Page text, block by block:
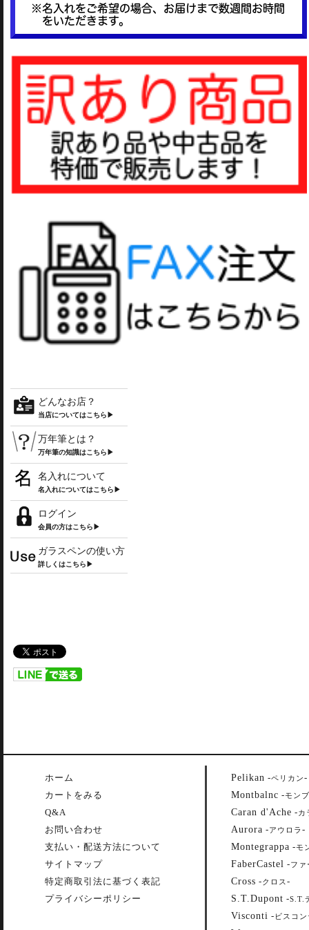
どんなお店？
当店についてはこちら▶
万年筆とは？
万年筆の知識はこちら▶
名入れについて
名入れについてはこちら▶
ログイン
会員の方はこちら▶
ガラスペンの使い方
詳しくはこちら▶
ホーム
カートをみる
Q&A
お問い合わせ
支払い・配送方法について
サイトマップ
特定商取引法に基づく表記
プライバシーポリシー
Pelikan -ペリカン-
Montbalnc -モン
Caran d'Ache -カ
Aurora -アウロラ -
Montegrappa -モ
FaberCastel -ファ
Cross -クロス -
S.T.Dupont -S.T.
Visconti - ビスコ